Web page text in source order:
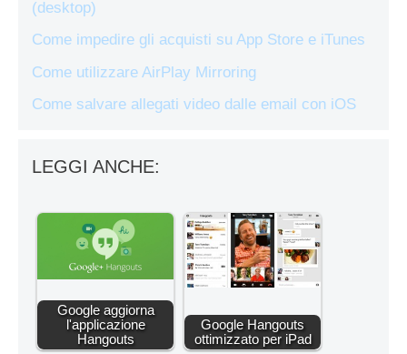
(desktop)
Come impedire gli acquisti su App Store e iTunes
Come utilizzare AirPlay Mirroring
Come salvare allegati video dalle email con iOS
LEGGI ANCHE:
Google aggiorna
l'applicazione
Hangouts
Google Hangouts
ottimizzato per iPad